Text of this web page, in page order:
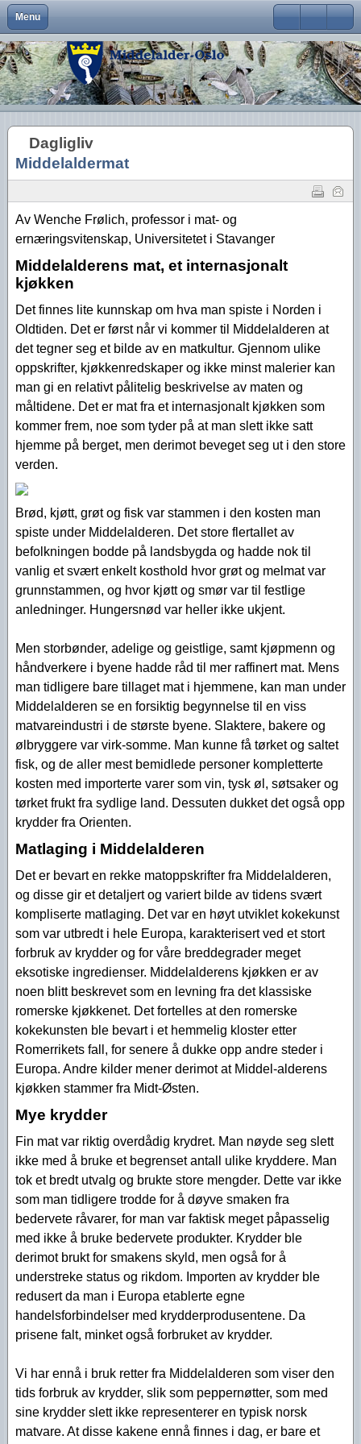
Menu Close
Om Middelalder-Oslo
Hva er Middelalder-Oslo?
Hva vi vil
Aktiviteter
Middelalderbyen i dag
Oslo i middelalderen
Lederartikler
Medlemsfordeler og faste arrangementer
Vedtekter
Foreningens navn og logo
Gangvaktprisen
Styremedlemmer
Kontakt oss
Kontaktinfo
Formål
Visjon
Handlingsplan
Middelalderbyens framtid
Uttalelser
Møter og foredrag
Våre arrangementer
Medlemsturer
Andres arrangementer
Gjennomførte arrangementer
Gjennomførte turer
Middelalderbeltet
Middelalderparken
Presse
Middelalderbyen
Dagligliv
Arkeologiske funn
Ny viten
Medlemsblad
Brukernavn
Passord
Husk meg
Glemt ditt passord?
Glemt ditt brukernavn?
Dagligliv
Middelaldermat
Av Wenche Frølich, professor i mat- og
ernæringsvitenskap, Universitetet i Stavanger
Middelalderens mat, et internasjonalt
kjøkken
Det finnes lite kunnskap om hva man spiste i Norden i
Oldtiden. Det er først når vi kommer til Middelalderen at
det tegner seg et bilde av en matkultur. Gjennom ulike
oppskrifter, kjøkkenredskaper og ikke minst malerier kan
man gi en relativt pålitelig beskrivelse av maten og
måltidene. Det er mat fra et internasjonalt kjøkken som
kommer frem, noe som tyder på at man slett ikke satt
hjemme på berget, men derimot beveget seg ut i den store
verden.
Brød, kjøtt, grøt og fisk var stammen i den kosten man
spiste under Middelalderen. Det store flertallet av
befolkningen bodde på landsbygda og hadde nok til
vanlig et svært enkelt kosthold hvor grøt og melmat var
grunnstammen, og hvor kjøtt og smør var til festlige
anledninger. Hungersnød var heller ikke ukjent.
Men storbønder, adelige og geistlige, samt kjøpmenn og
håndverkere i byene hadde råd til mer raffinert mat. Mens
man tidligere bare tillaget mat i hjemmene, kan man under
Middelalderen se en forsiktig begynnelse til en viss
matvareindustri i de største byene. Slaktere, bakere og
ølbryggere var virk-somme. Man kunne få tørket og saltet
fisk, og de aller mest bemidlede personer kompletterte
kosten med importerte varer som vin, tysk øl, søtsaker og
tørket frukt fra sydlige land. Dessuten dukket det også opp
krydder fra Orienten.
Matlaging i Middelalderen
Det er bevart en rekke matoppskrifter fra Middelalderen,
og disse gir et detaljert og variert bilde av tidens svært
kompliserte matlaging. Det var en høyt utviklet kokekunst
som var utbredt i hele Europa, karakterisert ved et stort
forbruk av krydder og for våre breddegrader meget
eksotiske ingredienser. Middelalderens kjøkken er av
noen blitt beskrevet som en levning fra det klassiske
romerske kjøkkenet. Det fortelles at den romerske
kokekunsten ble bevart i et hemmelig kloster etter
Romerrikets fall, for senere å dukke opp andre steder i
Europa. Andre kilder mener derimot at Middel-alderens
kjøkken stammer fra Midt-Østen.
Mye krydder
Fin mat var riktig overdådig krydret. Man nøyde seg slett
ikke med å bruke et begrenset antall ulike kryddere. Man
tok et bredt utvalg og brukte store mengder. Dette var ikke
som man tidligere trodde for å døyve smaken fra
bedervete råvarer, for man var faktisk meget påpasselig
med ikke å bruke bedervete produkter. Krydder ble
derimot brukt for smakens skyld, men også for å
understreke status og rikdom. Importen av krydder ble
redusert da man i Europa etablerte egne
handelsforbindelser med krydderprodusentene. Da
prisene falt, minket også forbruket av krydder.
Vi har ennå i bruk retter fra Middelalderen som viser den
tids forbruk av krydder, slik som peppernøtter, som med
sine krydder slett ikke representerer en typisk norsk
matvare. At disse kakene ennå finnes i dag, er bare et